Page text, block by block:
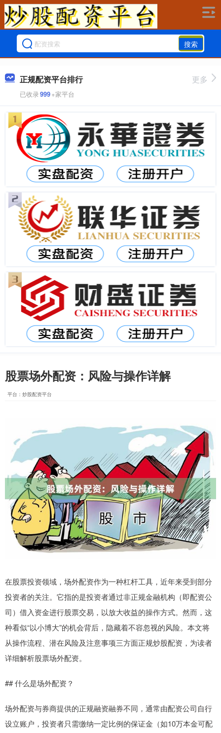
搜索
正规配资平台排行
已收录999+家平台
更多
股票场外配资：风险与操作详解
平台：炒股配资平台
在股票投资领域，场外配资作为一种杠杆工具，近年来受到部分
投资者的关注。它指的是投资者通过非正规金融机构（即配资公
司）借入资金进行股票交易，以放大收益的操作方式。然而，这
种看似“以小博大”的机会背后，隐藏着不容忽视的风险。本文将
从操作流程、潜在风险及注意事项三方面正规炒股配资，为读者
详细解析股票场外配资。
## 什么是场外配资？
场外配资与券商提供的正规融资融券不同，通常由配资公司自行
设立账户，投资者只需缴纳一定比例的保证金（如10万本金可配